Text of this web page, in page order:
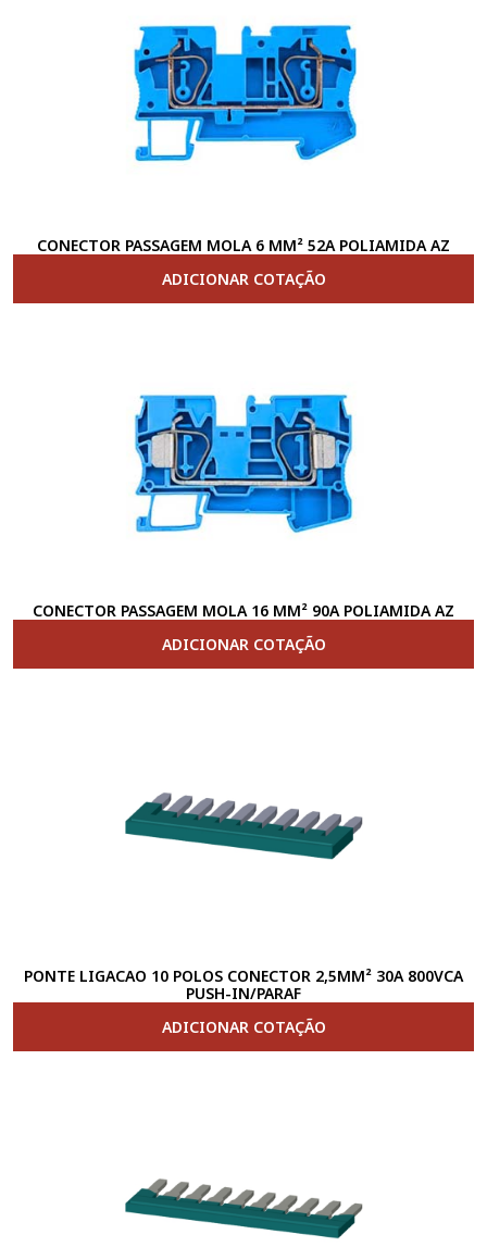
CONECTOR PASSAGEM MOLA 6 MM² 52A POLIAMIDA AZ
ADICIONAR COTAÇÃO
CONECTOR PASSAGEM MOLA 16 MM² 90A POLIAMIDA AZ
ADICIONAR COTAÇÃO
PONTE LIGACAO 10 POLOS CONECTOR 2,5MM² 30A 800VCA
PUSH-IN/PARAF
ADICIONAR COTAÇÃO